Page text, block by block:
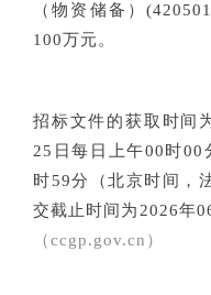
（物资储备）
100万元。
招标文件的获取时间
25日每日上午00时00
时59分（北京时间，
交截止时间为2026年
（ccgp.gov.cn）